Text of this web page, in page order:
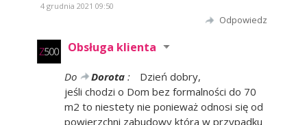
4 grudnia 2021 09:50
Odpowiedz
Obsługa klienta
Do Dorota :
Dzień dobry,
jeśli chodzi o Dom bez formalności do 70
m2 to niestety nie ponieważ odnosi się od
powierzchni zabudowy która w przypadku